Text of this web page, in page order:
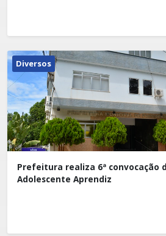
Diversos
Prefeitura realiza 6ª convocação
Adolescente Aprendiz